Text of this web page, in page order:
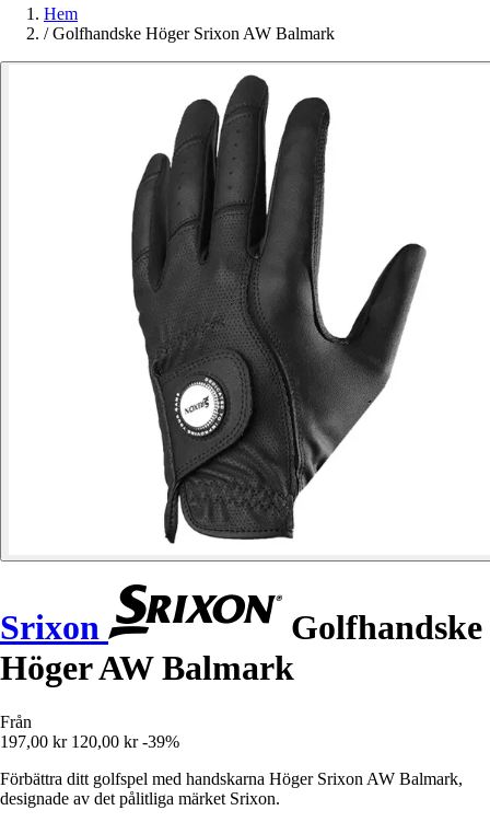
Hem
/ Golfhandske Höger Srixon AW Balmark
Srixon
Golfhandske
Höger AW Balmark
Från
197,00 kr 120,00 kr -39%
Förbättra ditt golfspel med handskarna Höger Srixon AW Balmark,
designade av det pålitliga märket Srixon.